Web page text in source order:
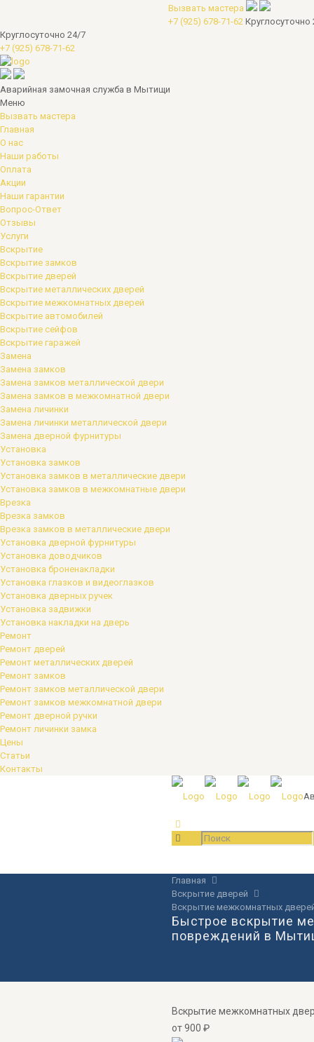
Вызвать мастера
+7 (925) 678-71-62 Круглосуточно
Круглосуточно 24/7
+7 (925) 678-71-62
Аварийная замочная служба в Мытищи
Меню
Вызвать мастера
Главная
О нас
Наши работы
Оплата
Акции
Наши гарантии
Вопрос-Ответ
Отзывы
Услуги
Вскрытие
Вскрытие замков
Вскрытие дверей
Вскрытие металлических дверей
Вскрытие межкомнатных дверей
Вскрытие автомобилей
Вскрытие сейфов
Вскрытие гаражей
Замена
Замена замков
Замена замков металлической двери
Замена замков в межкомнатной двери
Замена личинки
Замена личинки металлической двери
Замена дверной фурнитуры
Установка
Установка замков
Установка замков в металлические двери
Установка замков в межкомнатные двери
Врезка
Врезка замков
Врезка замков в металлические двери
Установка дверной фурнитуры
Установка доводчиков
Установка броненакладки
Установка глазков и видеоглазков
Установка дверных ручек
Установка задвижки
Установка накладки на дверь
Ремонт
Ремонт дверей
Ремонт металлических дверей
Ремонт замков
Ремонт замков металлической двери
Ремонт замков межкомнатной двери
Ремонт дверной ручки
Ремонт личинки замка
Цены
Статьи
Контакты
Главная
Вскрытие дверей
Вскрытие межкомнатных
Быстрое вскрытие
повреждений в
Вскрытие межкомнатных
от 900 ₽